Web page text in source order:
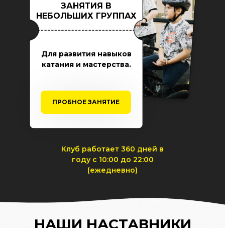
ЗАНЯТИЯ В
НЕБОЛЬШИХ ГРУППАХ
Для развития навыков
катания и мастерства.
ПРОБНОЕ ЗАНЯТИЕ
Клуб работает 360 дней в
году с 10:00 до 22:00
(ежедневно)
НАШИ НАСТАВНИКИ